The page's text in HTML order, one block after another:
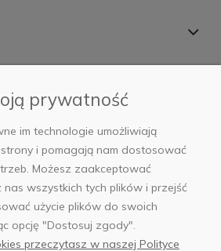
sklep@abfoto.pl
+48 797 971 275
prywatność
im technologie umożliwiają
i pomagają nam dostosować
Możesz zaakceptować
wszystkich tych plików i przejść
użycie plików do swoich
opcję "Dostosuj zgody".
przeczytasz w naszej Polityce